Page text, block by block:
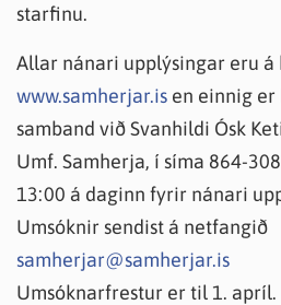
starfinu.
Allar nánari upplýsingar eru
www.samherjar.is en einnig
samband við Svanhildi Ósk
Umf. Samherja, í síma 864-
13:00 á daginn fyrir nánari
Umsóknir sendist á netfangið
samherjar@samherjar.is
Umsóknarfrestur er til 1. apríl.